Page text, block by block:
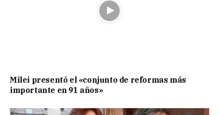
Milei presentó el «conjunto de reformas más
importante en 91 años»